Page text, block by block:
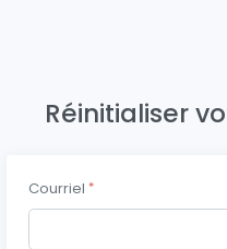
Réinitialiser
Courriel